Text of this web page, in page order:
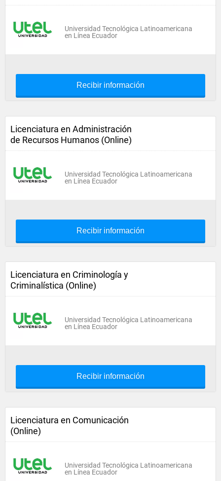
Universidad Tecnológica Latinoamericana
en Línea Ecuador
Recibir información
Licenciatura en Administración
de Recursos Humanos (Online)
Universidad Tecnológica Latinoamericana
en Línea Ecuador
Recibir información
Licenciatura en Criminología y
Criminalística (Online)
Universidad Tecnológica Latinoamericana
en Línea Ecuador
Recibir información
Licenciatura en Comunicación
(Online)
Universidad Tecnológica Latinoamericana
en Línea Ecuador